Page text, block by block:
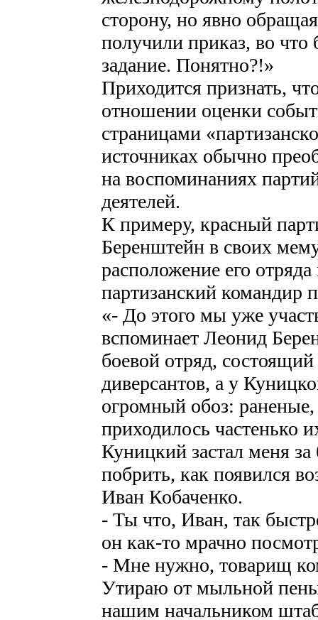
сторону, но явно
получили приказ, во
задание. Понятно?!»
Приходится признать,
отношении оценки
страницами
источниках обычно
на воспоминаниях
деятелей.
К примеру, красный
Беренштейн в своих
расположение его
партизанский командир
«- До этого мы уже
вспоминает Леонид
боевой отряд,
диверсантов, а у
огромный обоз:
приходилось частенько
Куницкий застал меня
побрить, как появился
Иван Кобаченко.
- Ты что, Иван, так
он как-то мрачно
- Мне нужно, товарищ
Утираю от мыльной
нашим начальником